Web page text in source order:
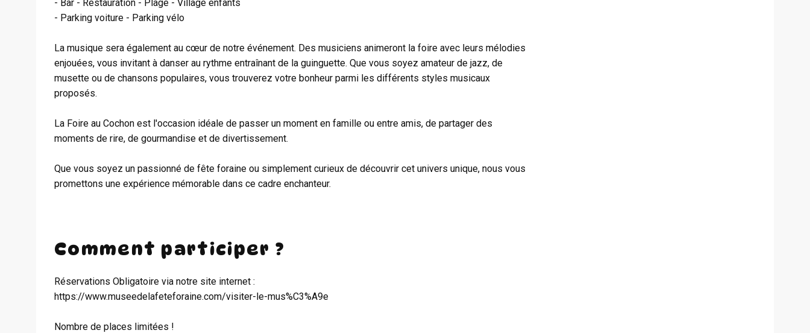
- Bar - Restauration - Plage - Village enfants
- Parking voiture - Parking vélo
La musique sera également au cœur de notre événement. Des musiciens animeront la foire avec leurs mélodies
enjouées, vous invitant à danser au rythme entraînant de la guinguette. Que vous soyez amateur de jazz, de
musette ou de chansons populaires, vous trouverez votre bonheur parmi les différents styles musicaux
proposés.
La Foire au Cochon est l'occasion idéale de passer un moment en famille ou entre amis, de partager des
moments de rire, de gourmandise et de divertissement.
Que vous soyez un passionné de fête foraine ou simplement curieux de découvrir cet univers unique, nous vous
promettons une expérience mémorable dans ce cadre enchanteur.
Comment participer ?
Réservations Obligatoire via notre site internet :
https://www.museedelafeteforaine.com/visiter-le-mus%C3%A9e
Nombre de places limitées !